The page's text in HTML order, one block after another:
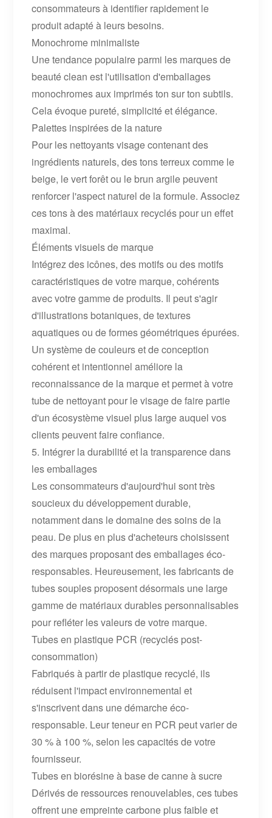
consommateurs à identifier rapidement le
produit adapté à leurs besoins.
Monochrome minimaliste
Une tendance populaire parmi les marques de
beauté clean est l'utilisation d'emballages
monochromes aux imprimés ton sur ton subtils.
Cela évoque pureté, simplicité et élégance.
Palettes inspirées de la nature
Pour les nettoyants visage contenant des
ingrédients naturels, des tons terreux comme le
beige, le vert forêt ou le brun argile peuvent
renforcer l'aspect naturel de la formule. Associez
ces tons à des matériaux recyclés pour un effet
maximal.
Éléments visuels de marque
Intégrez des icônes, des motifs ou des motifs
caractéristiques de votre marque, cohérents
avec votre gamme de produits. Il peut s'agir
d'illustrations botaniques, de textures
aquatiques ou de formes géométriques épurées.
Un système de couleurs et de conception
cohérent et intentionnel améliore la
reconnaissance de la marque et permet à votre
tube de nettoyant pour le visage de faire partie
d'un écosystème visuel plus large auquel vos
clients peuvent faire confiance.
5. Intégrer la durabilité et la transparence dans
les emballages
Les consommateurs d'aujourd'hui sont très
soucieux du développement durable,
notamment dans le domaine des soins de la
peau. De plus en plus d'acheteurs choisissent
des marques proposant des emballages éco-
responsables. Heureusement, les fabricants de
tubes souples proposent désormais une large
gamme de matériaux durables personnalisables
pour refléter les valeurs de votre marque.
Tubes en plastique PCR (recyclés post-
consommation)
Fabriqués à partir de plastique recyclé, ils
réduisent l'impact environnemental et
s'inscrivent dans une démarche éco-
responsable. Leur teneur en PCR peut varier de
30 % à 100 %, selon les capacités de votre
fournisseur.
Tubes en biorésine à base de canne à sucre
Dérivés de ressources renouvelables, ces tubes
offrent une empreinte carbone plus faible et